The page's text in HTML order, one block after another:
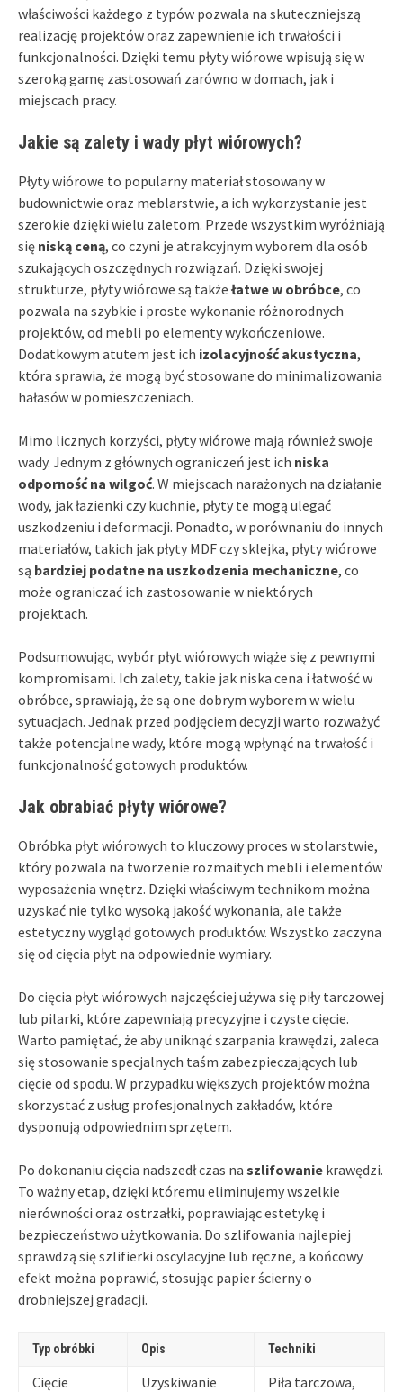
właściwości każdego z typów pozwala na skuteczniejszą
realizację projektów oraz zapewnienie ich trwałości i
funkcjonalności. Dzięki temu płyty wiórowe wpisują się w
szeroką gamę zastosowań zarówno w domach, jak i
miejscach pracy.
Jakie są zalety i wady płyt wiórowych?
Płyty wiórowe to popularny materiał stosowany w
budownictwie oraz meblarstwie, a ich wykorzystanie jest
szerokie dzięki wielu zaletom. Przede wszystkim wyróżniają
się niską ceną, co czyni je atrakcyjnym wyborem dla osób
szukających oszczędnych rozwiązań. Dzięki swojej
strukturze, płyty wiórowe są także łatwe w obróbce, co
pozwala na szybkie i proste wykonanie różnorodnych
projektów, od mebli po elementy wykończeniowe.
Dodatkowym atutem jest ich izolacyjność akustyczna,
która sprawia, że mogą być stosowane do minimalizowania
hałasów w pomieszczeniach.
Mimo licznych korzyści, płyty wiórowe mają również swoje
wady. Jednym z głównych ograniczeń jest ich niska
odporność na wilgoć. W miejscach narażonych na działanie
wody, jak łazienki czy kuchnie, płyty te mogą ulegać
uszkodzeniu i deformacji. Ponadto, w porównaniu do innych
materiałów, takich jak płyty MDF czy sklejka, płyty wiórowe
są bardziej podatne na uszkodzenia mechaniczne, co
może ograniczać ich zastosowanie w niektórych
projektach.
Podsumowując, wybór płyt wiórowych wiąże się z pewnymi
kompromisami. Ich zalety, takie jak niska cena i łatwość w
obróbce, sprawiają, że są one dobrym wyborem w wielu
sytuacjach. Jednak przed podjęciem decyzji warto rozważyć
także potencjalne wady, które mogą wpłynąć na trwałość i
funkcjonalność gotowych produktów.
Jak obrabiać płyty wiórowe?
Obróbka płyt wiórowych to kluczowy proces w stolarstwie,
który pozwala na tworzenie rozmaitych mebli i elementów
wyposażenia wnętrz. Dzięki właściwym technikom można
uzyskać nie tylko wysoką jakość wykonania, ale także
estetyczny wygląd gotowych produktów. Wszystko zaczyna
się od cięcia płyt na odpowiednie wymiary.
Do cięcia płyt wiórowych najczęściej używa się piły tarczowej
lub pilarki, które zapewniają precyzyjne i czyste cięcie.
Warto pamiętać, że aby uniknąć szarpania krawędzi, zaleca
się stosowanie specjalnych taśm zabezpieczających lub
cięcie od spodu. W przypadku większych projektów można
skorzystać z usług profesjonalnych zakładów, które
dysponują odpowiednim sprzętem.
Po dokonaniu cięcia nadszedł czas na szlifowanie krawędzi.
To ważny etap, dzięki któremu eliminujemy wszelkie
nierówności oraz ostrzałki, poprawiając estetykę i
bezpieczeństwo użytkowania. Do szlifowania najlepiej
sprawdzą się szlifierki oscylacyjne lub ręczne, a końcowy
efekt można poprawić, stosując papier ścierny o
drobniejszej gradacji.
Typ obróbki Opis Techniki
Cięcie
Uzyskiwanie
Piła tarczowa,